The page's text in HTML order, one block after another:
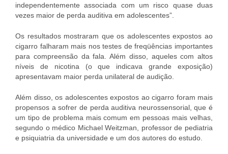
independentemente associada com um risco quase duas
vezes maior de perda auditiva em adolescentes”.
Os resultados mostraram que os adolescentes expostos ao
cigarro falharam mais nos testes de freqüências importantes
para compreensão da fala. Além disso, aqueles com altos
níveis de nicotina (o que indicava grande exposição)
apresentavam maior perda unilateral de audição.
Além disso, os adolescentes expostos ao cigarro foram mais
propensos a sofrer de perda auditiva neurossensorial, que é
um tipo de problema mais comum em pessoas mais velhas,
segundo o médico Michael Weitzman, professor de pediatria
e psiquiatria da universidade e um dos autores do estudo.